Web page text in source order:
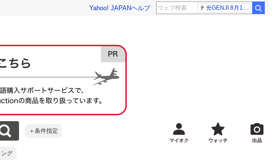
Yahoo! JAPANヘルプ 光GENJI 8月19日
＋条件指定
ング
マイオク ウォッチ 出品